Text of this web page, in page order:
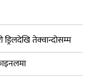
तेक्वान्दोसम्म